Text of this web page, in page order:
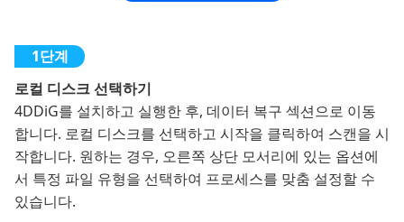
로컬 디스크 선택하기
4DDiG를 설치하고 실행한 후, 데이터 복구 섹션으로 이동
합니다. 로컬 디스크를 선택하고 시작을 클릭하여 스캔을 시
작합니다. 원하는 경우, 오른쪽 상단 모서리에 있는 옵션에
서 특정 파일 유형을 선택하여 프로세스를 맞춤 설정할 수
있습니다.